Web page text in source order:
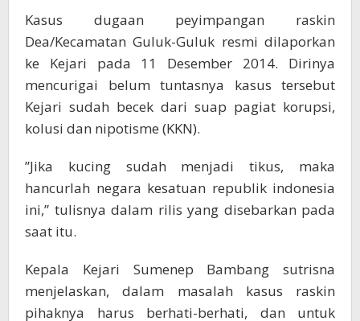
Kasus dugaan peyimpangan raskin
Dea/Kecamatan Guluk-Guluk resmi dilaporkan
ke Kejari pada 11 Desember 2014. Dirinya
mencurigai belum tuntasnya kasus tersebut
Kejari sudah becek dari suap pagiat korupsi,
kolusi dan nipotisme (KKN).
”Jika kucing sudah menjadi tikus, maka
hancurlah negara kesatuan republik indonesia
ini,” tulisnya dalam rilis yang disebarkan pada
saat itu.
Kepala Kejari Sumenep Bambang sutrisna
menjelaskan, dalam masalah kasus raskin
pihaknya harus berhati-berhati, dan untuk